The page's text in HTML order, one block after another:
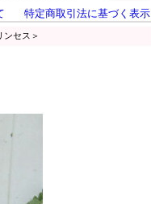
特定商取引法に基づく表示
ンセス＞